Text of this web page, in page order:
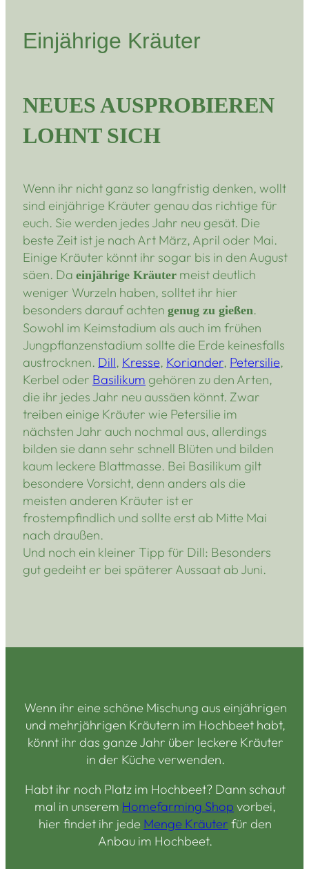
Einjährige Kräuter
NEUES AUSPROBIEREN
LOHNT SICH
Wenn ihr nicht ganz so langfristig denken, wollt
sind einjährige Kräuter genau das richtige für
euch. Sie werden jedes Jahr neu gesät. Die
beste Zeit ist je nach Art März, April oder Mai.
Einige Kräuter könnt ihr sogar bis in den August
säen. Da einjährige Kräuter meist deutlich
weniger Wurzeln haben, solltet ihr hier
besonders darauf achten genug zu gießen.
Sowohl im Keimstadium als auch im frühen
Jungpflanzenstadium sollte die Erde keinesfalls
austrocknen. Dill, Kresse, Koriander, Petersilie,
Kerbel oder Basilikum gehören zu den Arten,
die ihr jedes Jahr neu aussäen könnt. Zwar
treiben einige Kräuter wie Petersilie im
nächsten Jahr auch nochmal aus, allerdings
bilden sie dann sehr schnell Blüten und bilden
kaum leckere Blattmasse. Bei Basilikum gilt
besondere Vorsicht, denn anders als die
meisten anderen Kräuter ist er
frostempfindlich und sollte erst ab Mitte Mai
nach draußen.
Und noch ein kleiner Tipp für Dill: Besonders
gut gedeiht er bei späterer Aussaat ab Juni.
Wenn ihr eine schöne Mischung aus einjährigen
und mehrjährigen Kräutern im Hochbeet habt,
könnt ihr das ganze Jahr über leckere Kräuter
in der Küche verwenden.
Habt ihr noch Platz im Hochbeet? Dann schaut
mal in unserem Homefarming Shop vorbei,
hier findet ihr jede Menge Kräuter für den
Anbau im Hochbeet.